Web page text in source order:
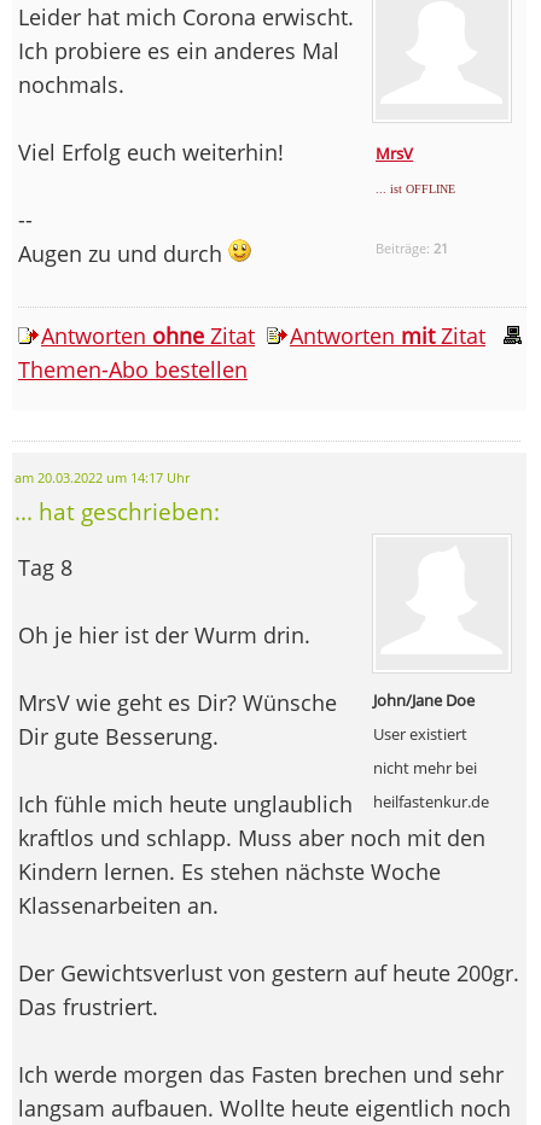
MrsV
... ist OFFLINE
Beiträge: 21
Leider hat mich Corona erwischt.
Ich probiere es ein anderes Mal
nochmals.
Viel Erfolg euch weiterhin!
--
Augen zu und durch
Antworten ohne Zitat Antworten mitZitat
Themen-Abo bestellen
am 20.03.2022 um 14:17 Uhr
... hat geschrieben:
John/Jane Doe
User existiert
nicht mehr bei
heilfastenkur.de
Tag 8
Oh je hier ist der Wurm drin.
MrsV wie geht es Dir? Wünsche
Dir gute Besserung.
Ich fühle mich heute unglaublich
kraftlos und schlapp. Muss aber noch mit den
Kindern lernen. Es stehen nächste Woche
Klassenarbeiten an.
Der Gewichtsverlust von gestern auf heute 200gr.
Das frustriert.
Ich werde morgen das Fasten brechen und sehr
langsam aufbauen. Wollte heute eigentlich noch